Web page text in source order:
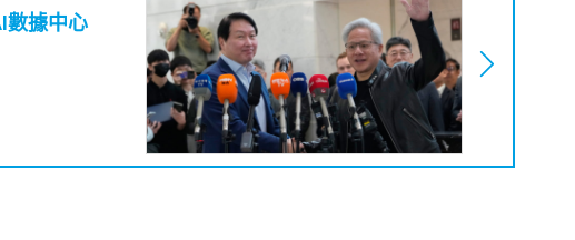
數據中心